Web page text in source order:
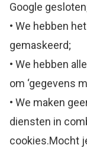
Google
• We hebben
gemaskeerd;
• We hebben
om ‘gegevens
• We maken
diensten in
cookies.Mocht